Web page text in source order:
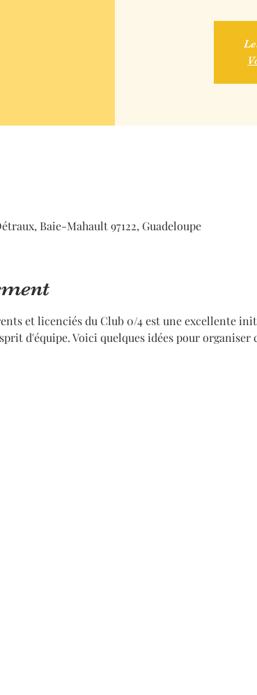
Baie-Mahault 97122, Guadeloupe
et licenciés du Club 0/4 est une excellente
d'équipe. Voici quelques idées pour organiser